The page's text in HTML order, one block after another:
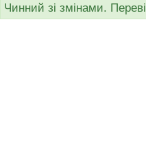
Чинний зі змінами.